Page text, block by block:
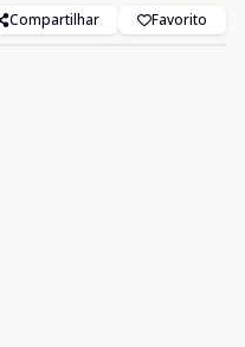
Compartilhar Favorito